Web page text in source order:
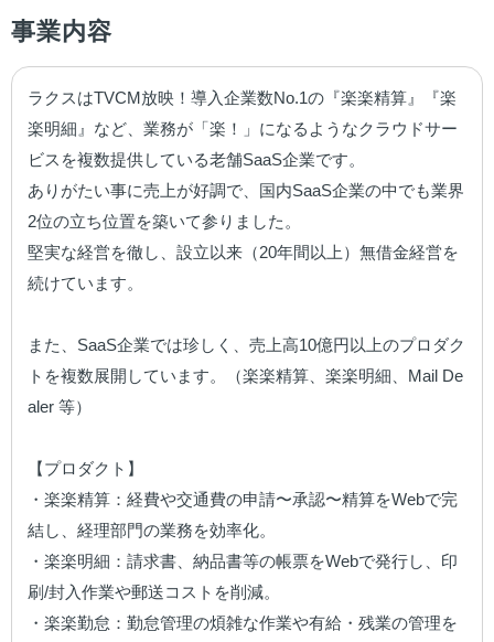
事業内容
ラクスはTVCM放映！導入企業数No.1の『楽楽精算』『楽
楽明細』など、業務が「楽！」になるようなクラウドサー
ビスを複数提供している老舗SaaS企業です。
ありがたい事に売上が好調で、国内SaaS企業の中でも業界
2位の立ち位置を築いて参りました。
堅実な経営を徹し、設立以来（20年間以上）無借金経営を
続けています。
また、SaaS企業では珍しく、売上高10億円以上のプロダク
トを複数展開しています。（楽楽精算、楽楽明細、Mail De
aler 等）
【プロダクト】
・楽楽精算：経費や交通費の申請〜承認〜精算をWebで完
結し、経理部門の業務を効率化。
・楽楽明細：請求書、納品書等の帳票をWebで発行し、印
刷/封入作業や郵送コストを削減。
・楽楽勤怠：勤怠管理の煩雑な作業や有給・残業の管理を